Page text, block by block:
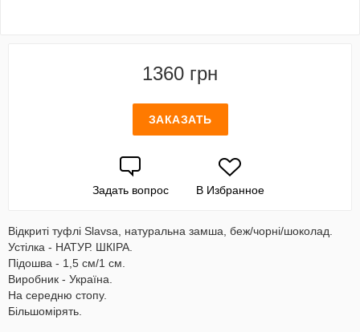
1360 грн
ЗАКАЗАТЬ
Задать вопрос В Избранное
Відкриті туфлі Slavsa, натуральна замша, беж/чорні/шоколад.
Устілка - НАТУР. ШКІРА.
Підошва - 1,5 см/1 см.
Виробник - Україна.
На середню стопу.
Більшомірять.